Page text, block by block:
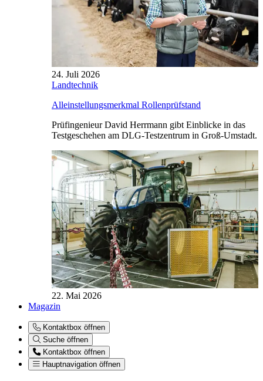
24. Juli 2026
Landtechnik
Alleinstellungsmerkmal Rollenprüfstand
Prüfingenieur David Herrmann gibt Einblicke in das
Testgeschehen am DLG-Testzentrum in Groß-Umstadt.
22. Mai 2026
Magazin
Kontaktbox öffnen
Suche öffnen
Kontaktbox öffnen
Hauptnavigation öffnen